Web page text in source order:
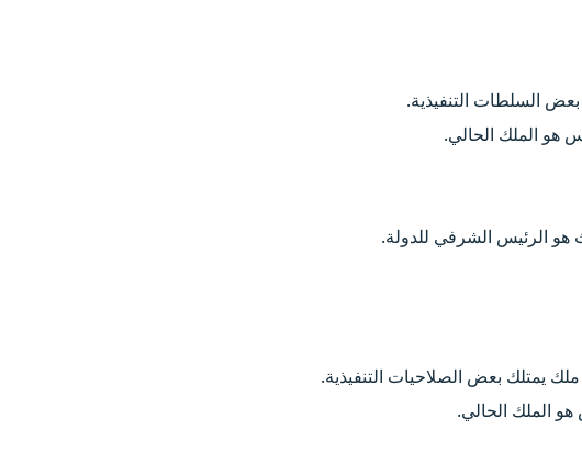
السلطات التنفيذية.
هو الملك الحالي.
هو الرئيس الشرفي للدولة.
يمتلك بعض الصلاحيات التنفيذية.
الملك الحالي.